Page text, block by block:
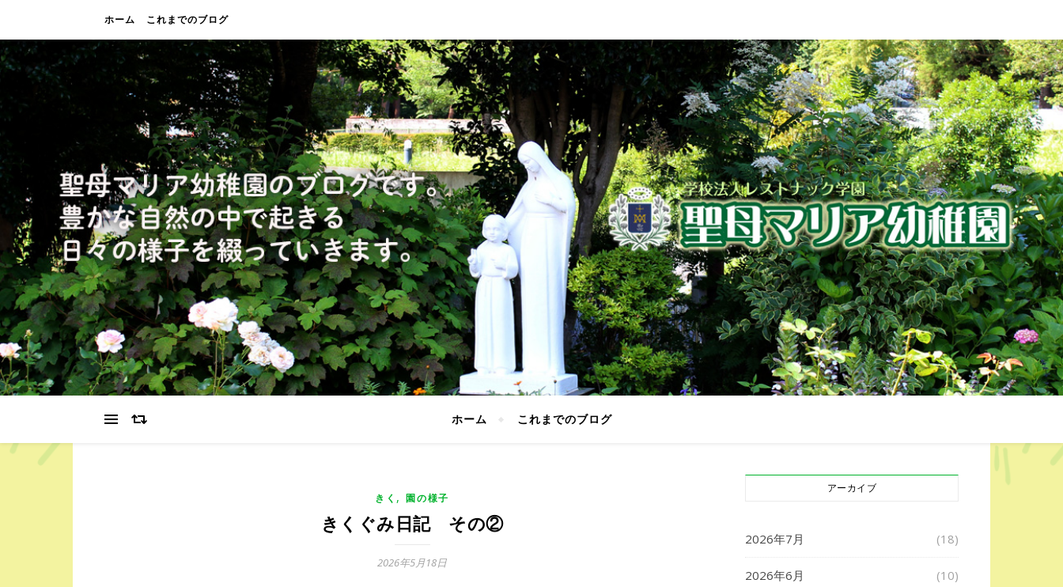
ホーム これまでのブログ
ホーム これまでのブログ
きく ,園の様子
きくぐみ日記 その②
2026年5月18日
アーカイブ
2026年7月 (18)
2026年6月 (10)